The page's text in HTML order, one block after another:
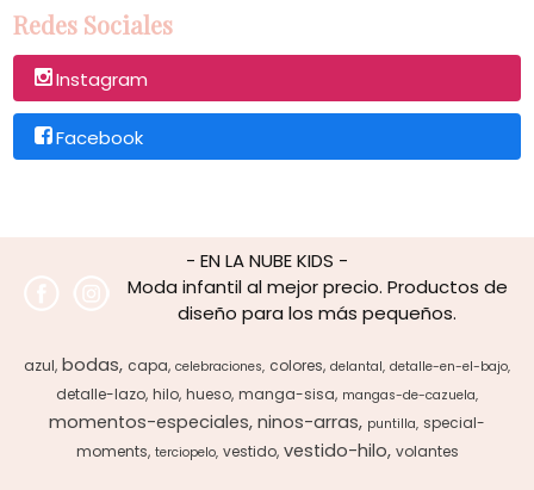
Redes Sociales
Instagram
Facebook
- EN LA NUBE KIDS -
Moda infantil al mejor precio. Productos de
diseño para los más pequeños.
azul bodas capa celebraciones colores delantal detalle-en-el-bajo
detalle-lazo hilo hueso manga-sisa mangas-de-cazuela
momentos-especiales ninos-arras puntilla special-
moments terciopelo vestido vestido-hilo volantes